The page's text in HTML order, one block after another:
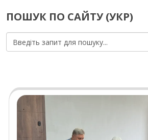
ПОШУК ПО САЙТУ (УКР)